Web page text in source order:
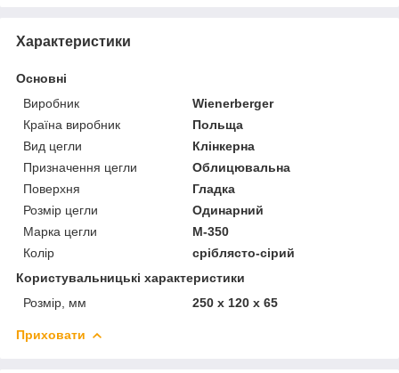
Характеристики
Основні
Виробник
Wienerberger
Країна виробник
Польща
Вид цегли
Клінкерна
Призначення цегли
Облицювальна
Поверхня
Гладка
Розмір цегли
Одинарний
Марка цегли
М-350
Колір
сріблясто-сірий
Користувальницькі характеристики
Розмір, мм
250 х 120 х 65
Приховати